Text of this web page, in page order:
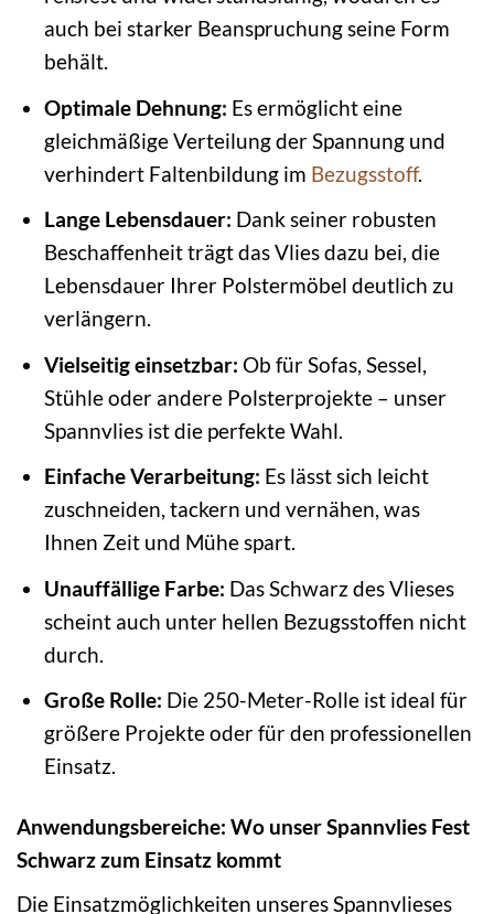
auch bei starker Beanspruchung seine Form
behält.
Optimale Dehnung: Es ermöglicht eine
gleichmäßige Verteilung der Spannung und
verhindert Faltenbildung im Bezugsstoff.
Lange Lebensdauer: Dank seiner robusten
Beschaffenheit trägt das Vlies dazu bei, die
Lebensdauer Ihrer Polstermöbel deutlich zu
verlängern.
Vielseitig einsetzbar: Ob für Sofas, Sessel,
Stühle oder andere Polsterprojekte – unser
Spannvlies ist die perfekte Wahl.
Einfache Verarbeitung: Es lässt sich leicht
zuschneiden, tackern und vernähen, was
Ihnen Zeit und Mühe spart.
Unauffällige Farbe: Das Schwarz des Vlieses
scheint auch unter hellen Bezugsstoffen nicht
durch.
Große Rolle: Die 250-Meter-Rolle ist ideal für
größere Projekte oder für den professionellen
Einsatz.
Anwendungsbereiche: Wo unser Spannvlies Fest
Schwarz zum Einsatz kommt
Die Einsatzmöglichkeiten unseres Spannvlieses